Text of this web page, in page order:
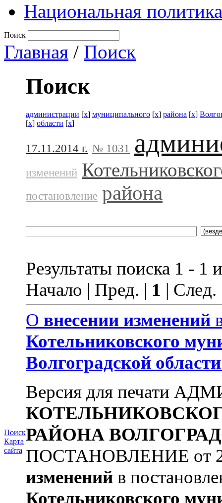
Национальная политика
Поиск
Главная / Поиск
Поиск
Карта
сайта
Поиск
администрации [x] муниципального [x] района [x]
[x] области [x]
17.11.2014 г. № 1031
изменений
постановление района
Результаты поиска 1 - 1
Начало | Пред. | 1 |
О внесении изменений
Котельниковского
Волгоградской области
Версия для печати
РАЙОНА
ПОСТАНОВЛЕНИЕ от
изменений в
Котельниковского